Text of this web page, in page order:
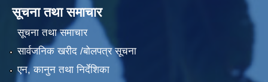
सूचना तथा समाचार
सूचना तथा समाचार
सार्वजनिक खरीद /बोलपत्र सूचना
एन, कानुन तथा निर्देशिका